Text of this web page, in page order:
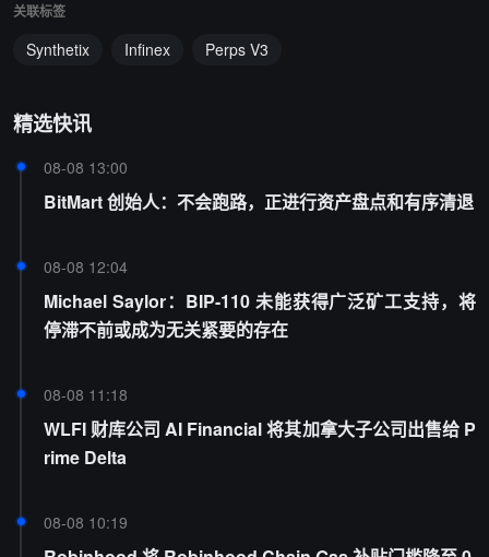
关联标签
Synthetix Infinex Perps V3
精选快讯
08-08 13:00
BitMart 创始人：不会跑路，正进行资产盘点和有序清退
08-08 12:04
Michael Saylor：BIP-110 未能获得广泛矿工支持，将
停滞不前或成为无关紧要的存在
08-08 11:18
WLFI 财库公司 AI Financial 将其加拿大子公司出售给 P
rime Delta
08-08 10:19